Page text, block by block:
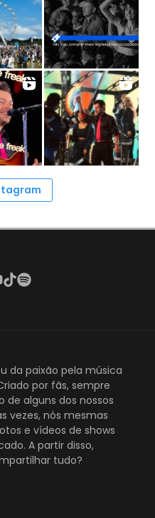
da paixão pela música
por fãs, sempre
alguns dos nossos
vezes, nós mesmas
e vídeos de shows
A partir disso,
tudo?